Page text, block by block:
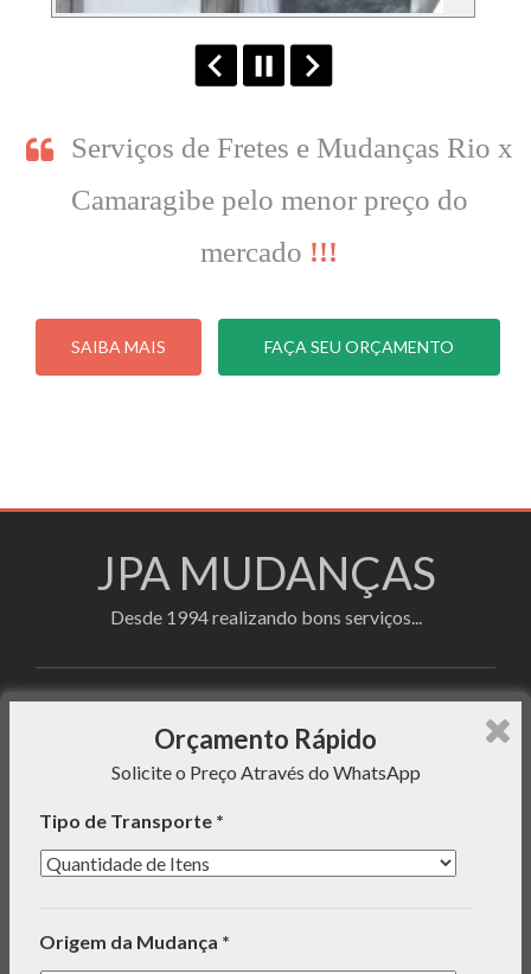
Serviços de Fretes e Mudanças Rio x
Camaragibe pelo menor preço do
mercado !!!
SAIBA MAIS FAÇA SEU ORÇAMENTO
JPA MUDANÇAS
Desde 1994 realizando bons serviços...
orçamento rápido e enviaremos uma mensagem com o
preço do serviço para seu WhatsApp!
INFORMAÇÕES
Orçamento Rápido
Solicite o Preço Através do WhatsApp
Tipo de Transporte *
Origem da Mudança *